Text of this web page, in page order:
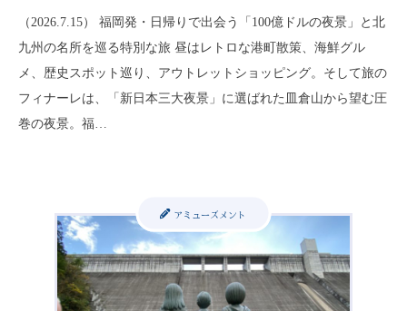
（2026.7.15） 福岡発・日帰りで出会う「100億ドルの夜景」と北
九州の名所を巡る特別な旅 昼はレトロな港町散策、海鮮グル
メ、歴史スポット巡り、アウトレットショッピング。そして旅の
フィナーレは、「新日本三大夜景」に選ばれた皿倉山から望む圧
巻の夜景。福…
アミューズメント